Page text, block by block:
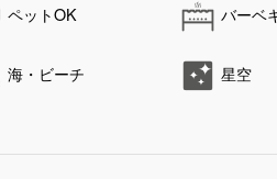
ペットOK バーベ
海・ビーチ 星空